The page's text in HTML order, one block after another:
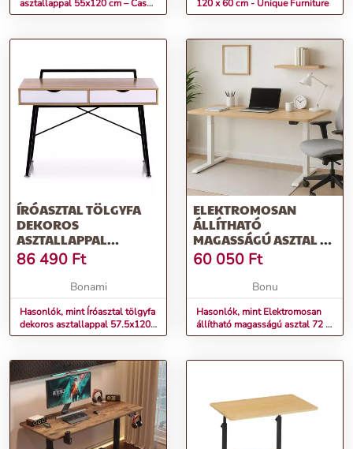
asztallappal 55x120 cm – Casa
Selección
120 x 60 cm - Unique Furniture
ÍRÓASZTAL TÖLGYFA
DEKOROS
ASZTALLAPPAL
57.5X120 CM TOLM –
HOMEDE
86 490 Ft
Bonami
Hasonlók, mint Íróasztal tölgyfa
dekoros asztallappal 57.5x120
cm Tolm – Homede
ELEKTROMOSAN
ÁLLÍTHATÓ
MAGASSÁGÚ ASZTAL 72
- 117 CM - ÉGER, FEHÉR
SZÉLESSÉG: 60 CM |
HOSSZA: 140 CM
60 050 Ft
Bonu
Hasonlók, mint Elektromosan
állítható magasságú asztal 72 -
117 cm - éger, fehér Szélesség: